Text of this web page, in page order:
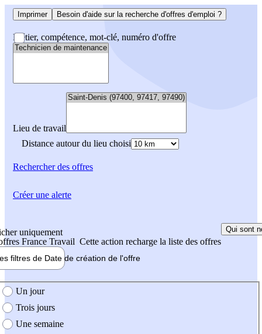
Imprimer Besoin d'aide sur la recherche d'offres d'emploi ?
Métier, compétence, mot-clé, numéro d'offre
Lieu de travail
Distance autour du lieu choisi
Rechercherdes offres
uniquement
France Travail Cette action recharge la liste des offres
Qui sont
filtres de Date de création de l'offre
création de l'offre
Un jour
Trois jours
Une semaine
Créer une alerte